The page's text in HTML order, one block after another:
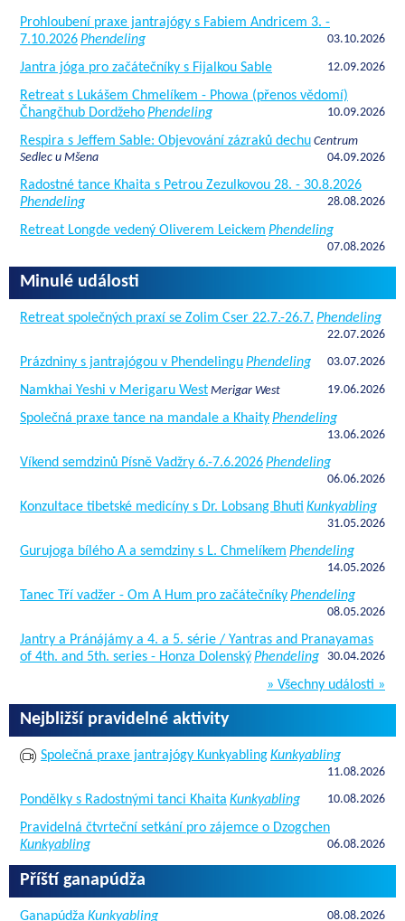
Prohloubení praxe jantrajógy s Fabiem Andricem 3. -
7.10.2026Phendeling 03.10.2026
Jantra jóga pro začátečníky s Fijalkou Sable 12.09.2026
Retreat s Lukášem Chmelíkem - Phowa (přenos vědomí)
Čhangčhub DordžehoPhendeling 10.09.2026
Respira s Jeffem Sable: Objevování zázraků dechu Centrum
Sedlec u Mšena
04.09.2026
Radostné tance Khaita s Petrou Zezulkovou 28. - 30.8.2026
Phendeling
28.08.2026
Retreat Longde vedený Oliverem Leickem Phendeling
07.08.2026
Minulé události
Retreat společných praxí se Zolim Cser 22.7.-26.7. Phendeling
22.07.2026
Prázdniny s jantrajógou v PhendelinguPhendeling 03.07.2026
Namkhai Yeshi v Merigaru West Merigar West 19.06.2026
Společná praxe tance na mandale a KhaityPhendeling
13.06.2026
Víkend semdzinů Písně Vadžry 6.-7.6.2026Phendeling
06.06.2026
Konzultace tibetské medicíny s Dr. Lobsang Bhuti Kunkyabling
31.05.2026
Gurujoga bílého A a semdziny s L. Chmelíkem Phendeling
14.05.2026
Tanec Tří vadžer - Om A Hum pro začátečníkyPhendeling
08.05.2026
Jantry a Pránájámy a 4. a 5. série / Yantras and Pranayamas
of 4th. and 5th. series - Honza DolenskýPhendeling 30.04.2026
» Všechny události »
Nejbližší pravidelné aktivity
Společná praxe jantrajógy KunkyablingKunkyabling
11.08.2026
Pondělky s Radostnými tanci Khaita Kunkyabling 10.08.2026
Pravidelná čtvrteční setkání pro zájemce o Dzogchen
Kunkyabling
06.08.2026
Příští ganapúdža
Ganapúdža Kunkyabling 08.08.2026